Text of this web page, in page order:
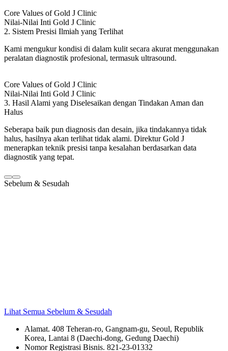
Core Values of Gold J Clinic
Nilai-Nilai Inti Gold J Clinic
2. Sistem Presisi Ilmiah yang Terlihat
Kami mengukur kondisi di dalam kulit secara akurat menggunakan
peralatan diagnostik profesional, termasuk ultrasound.
Core Values of Gold J Clinic
Nilai-Nilai Inti Gold J Clinic
3. Hasil Alami yang Diselesaikan dengan Tindakan Aman dan
Halus
Seberapa baik pun diagnosis dan desain, jika tindakannya tidak
halus, hasilnya akan terlihat tidak alami. Direktur Gold J
menerapkan teknik presisi tanpa kesalahan berdasarkan data
diagnostik yang tepat.
Sebelum & Sesudah
Lihat Semua Sebelum & Sesudah
Alamat. 408 Teheran-ro, Gangnam-gu, Seoul, Republik
Korea, Lantai 8 (Daechi-dong, Gedung Daechi)
Nomor Registrasi Bisnis. 821-23-01332